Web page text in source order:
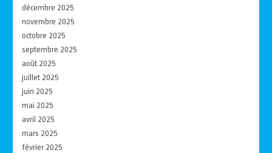
décembre 2025
novembre 2025
octobre 2025
septembre 2025
août 2025
juillet 2025
juin 2025
mai 2025
avril 2025
mars 2025
février 2025